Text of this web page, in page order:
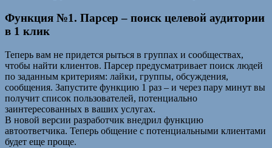
Функция №1. Парсер – поиск целевой аудитории
в 1 клик
Теперь вам не придется рыться в группах и сообществах,
чтобы найти клиентов. Парсер предусматривает поиск людей
по заданным критериям: лайки, группы, обсуждения,
сообщения. Запустите функцию 1 раз – и через пару минут вы
получит список пользователей, потенциально
заинтересованных в ваших услугах.
В новой версии разработчик внедрил функцию
автоответчика. Теперь общение с потенциальными клиентами
будет еще проще.